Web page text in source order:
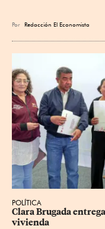
Por Redacción El Economista
POLÍTICA
Clara Brugada
vivienda